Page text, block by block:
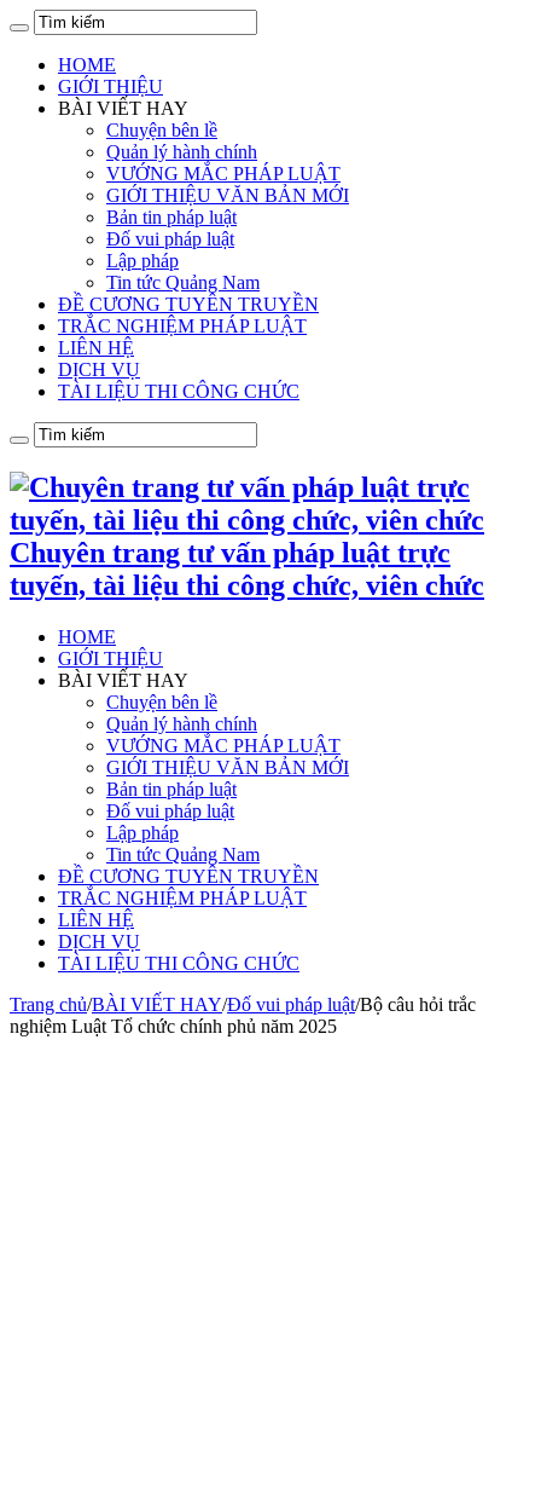
HOME
GIỚI THIỆU
BÀI VIẾT HAY
Chuyện bên lề
Quản lý hành chính
VƯỚNG MẮC PHÁP LUẬT
GIỚI THIỆU VĂN BẢN MỚI
Bản tin pháp luật
Đố vui pháp luật
Lập pháp
Tin tức Quảng Nam
ĐỀ CƯƠNG TUYÊN TRUYỀN
TRẮC NGHIỆM PHÁP LUẬT
LIÊN HỆ
DỊCH VỤ
TÀI LIỆU THI CÔNG CHỨC
Chuyên trang tư vấn pháp luật trực
tuyến, tài liệu thi công chức, viên chức
HOME
GIỚI THIỆU
BÀI VIẾT HAY
Chuyện bên lề
Quản lý hành chính
VƯỚNG MẮC PHÁP LUẬT
GIỚI THIỆU VĂN BẢN MỚI
Bản tin pháp luật
Đố vui pháp luật
Lập pháp
Tin tức Quảng Nam
ĐỀ CƯƠNG TUYÊN TRUYỀN
TRẮC NGHIỆM PHÁP LUẬT
LIÊN HỆ
DỊCH VỤ
TÀI LIỆU THI CÔNG CHỨC
Trang chủ/BÀI VIẾT HAY/Đố vui pháp luật/Bộ câu hỏi trắc
nghiệm Luật Tổ chức chính phủ năm 2025